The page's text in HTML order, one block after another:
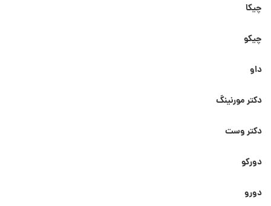
چیکا
چیکو
داو
دکتر مورنینگ
دکتر وست
دورکو
دورو